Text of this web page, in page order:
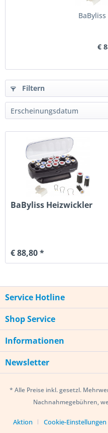
€
Filtern
BaByliss Heizwickler
€ 88,80 *
Service Hotline
Shop Service
Informationen
Newsletter
* Alle Preise inkl. gesetzl.
Nachnahmegebühren,
Aktion Cookie-Einstellungen